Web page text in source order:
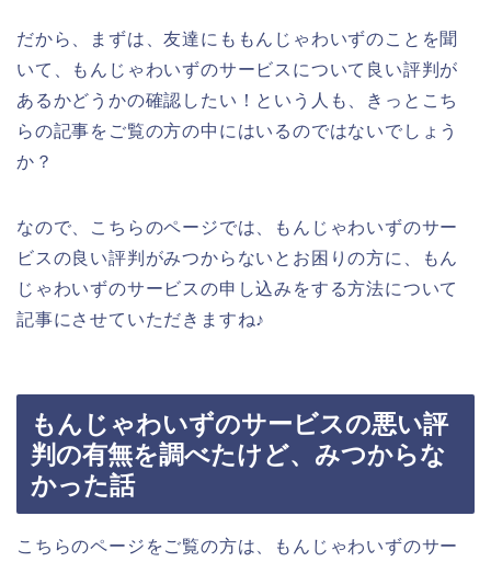
だから、まずは、友達にももんじゃわいずのことを聞
いて、もんじゃわいずのサービスについて良い評判が
あるかどうかの確認したい！という人も、きっとこち
らの記事をご覧の方の中にはいるのではないでしょう
か？
なので、こちらのページでは、もんじゃわいずのサー
ビスの良い評判がみつからないとお困りの方に、もん
じゃわいずのサービスの申し込みをする方法について
記事にさせていただきますね♪
もんじゃわいずのサービスの悪い評
判の有無を調べたけど、みつからな
かった話
こちらのページをご覧の方は、もんじゃわいずのサー